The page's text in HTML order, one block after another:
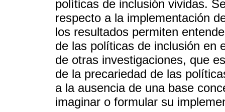
políticas de inclusión vividas.
respecto a la implementación
los resultados permiten
de las políticas de inclusión en
de otras investigaciones, que
de la precariedad de las
a la ausencia de una base
imaginar o formular su